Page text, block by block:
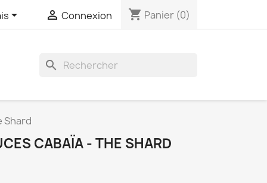
  Connexion shopping_cart Panier (0)

Shard
CABAÏA - THE SHARD